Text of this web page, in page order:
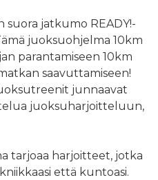
suora jatkumo READY!-
juoksuohjelma 10km
parantamiseen 10km
saavuttamiseen!
junnaavat
juoksuharjoitteluun,
tarjoaa harjoitteet, jotka
että kuntoasi.